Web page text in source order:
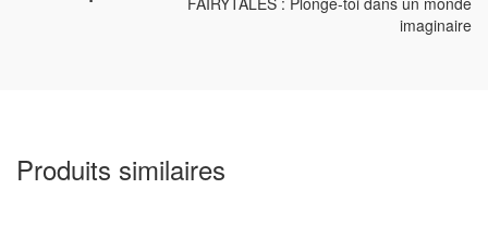
imaginaire
Produits similaires